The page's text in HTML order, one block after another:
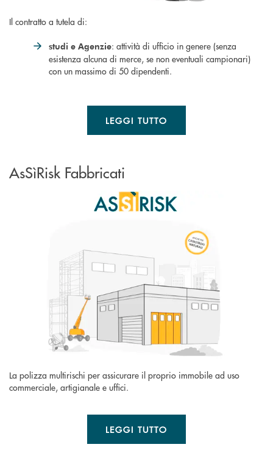
Il contratto a tutela di:
studi e Agenzie: attività di ufficio in genere (senza
esistenza alcuna di merce, se non eventuali campionari)
con un massimo di 50 dipendenti.
LEGGI TUTTO
AsSìRisk Fabbricati
La polizza multirischi per assicurare il proprio immobile ad uso
commerciale, artigianale e uffici.
LEGGI TUTTO